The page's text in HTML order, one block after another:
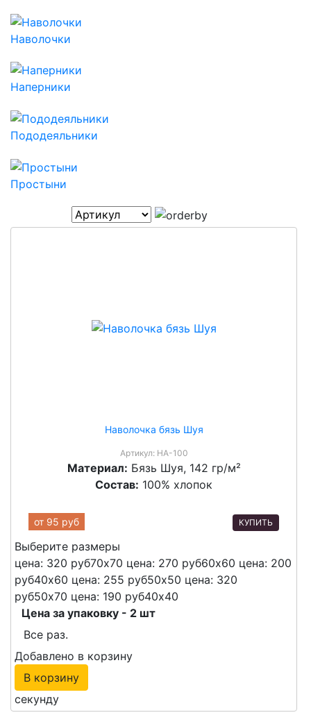
Наволочки
Наперники
Пододеяльники
Простыни
Наволочка бязь Шуя
Артикул: НА-100
Материал: Бязь Шуя, 142 гр/м²
Состав: 100% хлопок
от 95 руб КУПИТЬ
Выберите размеры
цена: 320 руб70х70 цена: 270 руб60х60 цена: 200
руб40х60 цена: 255 руб50х50 цена: 320
руб50х70 цена: 190 руб40х40
Цена за упаковку - 2 шт
Все раз.
Добавлено в корзину
В корзину
секунду